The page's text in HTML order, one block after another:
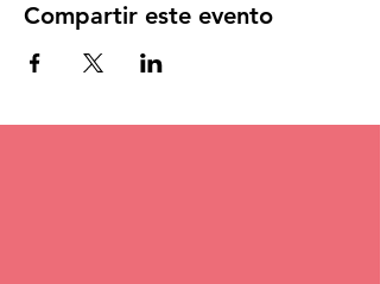
Compartir este evento